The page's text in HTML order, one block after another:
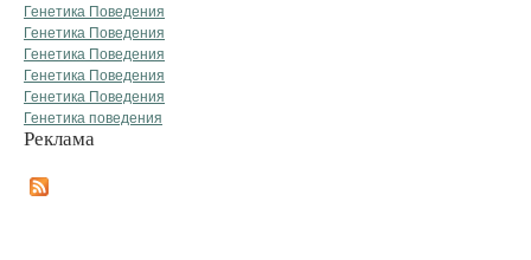
Генетика Поведения
Генетика Поведения
Генетика Поведения
Генетика Поведения
Генетика Поведения
Генетика поведения
Реклама